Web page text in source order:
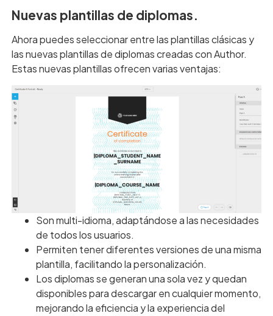
Nuevas plantillas de diplomas.
Ahora puedes seleccionar entre las plantillas clásicas y
las nuevas plantillas de diplomas creadas con Author.
Estas nuevas plantillas ofrecen varias ventajas:
Son multi-idioma, adaptándose a las necesidades
de todos los usuarios.
Permiten tener diferentes versiones de una misma
plantilla, facilitando la personalización.
Los diplomas se generan una sola vez y quedan
disponibles para descargar en cualquier momento,
mejorando la eficiencia y la experiencia del